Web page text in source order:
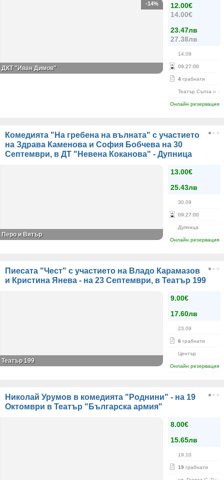
12.00€
14.00€
23.47лв
27.38лв
14.09
09:27:00
4 грабнати
Театър Сълза и
Онлайн резервация
-14%
ДКТ "Иван Димов"
Комедията "На гребена на вълната" с участието
на Здрава Каменова и София Бобчева на 30
Септември, в ДТ "Невена Коканова" - Дупница
13.00€
25.43лв
30.09
09:27:00
Дупница
Онлайн резервация
Перо и Вятър
Пиесата "Чест" с участието на Владо Карамазов
и Кристина Янева - на 23 Септември, в Театър 199
9.00€
17.60лв
23.09
6 грабнати
Център
Онлайн резервация
Театър 199
Николай Урумов в комедията "Роднини" - на 19
Октомври в Театър "Българска армия"
8.00€
15.65лв
19.10
19 грабнати